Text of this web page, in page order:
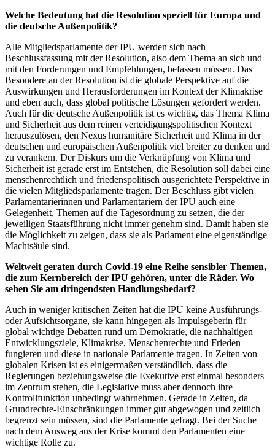
Welche Bedeutung hat die Resolution speziell für Europa und
die deutsche Außenpolitik?
Alle Mitgliedsparlamente der IPU werden sich nach
Beschlussfassung mit der Resolution, also dem Thema an sich und
mit den Forderungen und Empfehlungen, befassen müssen. Das
Besondere an der Resolution ist die globale Perspektive auf die
Auswirkungen und Herausforderungen im Kontext der Klimakrise
und eben auch, dass global politische Lösungen gefordert werden.
Auch für die deutsche Außenpolitik ist es wichtig, das Thema Klima
und Sicherheit aus dem reinen verteidigungspolitischen Kontext
herauszulösen, den Nexus humanitäre Sicherheit und Klima in der
deutschen und europäischen Außenpolitik viel breiter zu denken und
zu verankern. Der Diskurs um die Verknüpfung von Klima und
Sicherheit ist gerade erst im Entstehen, die Resolution soll dabei eine
menschenrechtlich und friedenspolitisch ausgerichtete Perspektive in
die vielen Mitgliedsparlamente tragen. Der Beschluss gibt vielen
Parlamentarierinnen und Parlamentariern der IPU auch eine
Gelegenheit, Themen auf die Tagesordnung zu setzen, die der
jeweiligen Staatsführung nicht immer genehm sind. Damit haben sie
die Möglichkeit zu zeigen, dass sie als Parlament eine eigenständige
Machtsäule sind.
Weltweit geraten durch Covid-19 eine Reihe sensibler Themen,
die zum Kernbereich der IPU gehören, unter die Räder. Wo
sehen Sie am dringendsten Handlungsbedarf?
Auch in weniger kritischen Zeiten hat die IPU keine Ausführungs-
oder Aufsichtsorgane, sie kann hingegen als Impulsgeberin für
global wichtige Debatten rund um Demokratie, die nachhaltigen
Entwicklungsziele, Klimakrise, Menschenrechte und Frieden
fungieren und diese in nationale Parlamente tragen. In Zeiten von
globalen Krisen ist es einigermaßen verständlich, dass die
Regierungen beziehungsweise die Exekutive erst einmal besonders
im Zentrum stehen, die Legislative muss aber dennoch ihre
Kontrollfunktion unbedingt wahrnehmen. Gerade in Zeiten, da
Grundrechte-Einschränkungen immer gut abgewogen und zeitlich
begrenzt sein müssen, sind die Parlamente gefragt. Bei der Suche
nach dem Ausweg aus der Krise kommt den Parlamenten eine
wichtige Rolle zu.